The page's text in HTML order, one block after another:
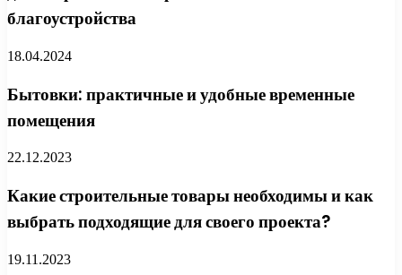
благоустройства
18.04.2024
Бытовки: практичные и удобные временные
помещения
22.12.2023
Какие строительные товары необходимы и как
выбрать подходящие для своего проекта?
19.11.2023